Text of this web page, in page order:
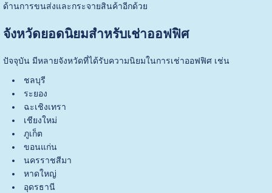
ด้านการขนส่งและกระจายสินค้าอีกด้วย
จังหวัดยอดนิยมสำหรับเช่าออฟฟิศ
ปัจจุบัน มีหลายจังหวัดที่ได้รับความนิยมในการเช่าออฟฟิศ เช่น
ชลบุรี
ระยอง
ฉะเชิงเทรา
เชียงใหม่
ภูเก็ต
ขอนแก่น
นครราชสีมา
หาดใหญ่
อุดรธานี